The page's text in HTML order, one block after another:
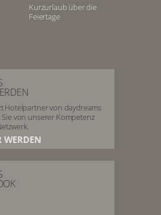
Kurzurlaub über die
Feiertage
Hotelpartner von daydreams
von unserer Kompetenz
WERDEN